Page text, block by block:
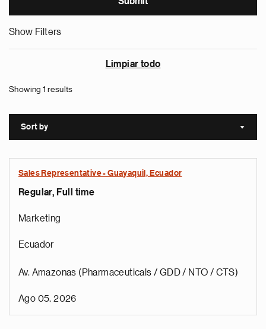
Show Filters
Limpiar todo
Showing 1 results
Sort by Sort
Sales Representative - Guayaquil, Ecuador
Regular, Full time
Marketing
Ecuador
Av. Amazonas (Pharmaceuticals / GDD / NTO / CTS)
Ago 05, 2026